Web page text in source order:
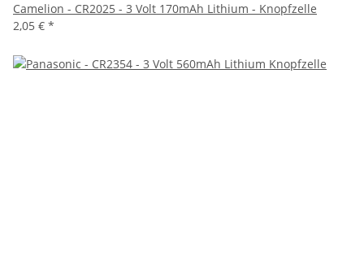
Camelion - CR2025 - 3 Volt 170mAh Lithium - Knopfzelle
2,05 € *